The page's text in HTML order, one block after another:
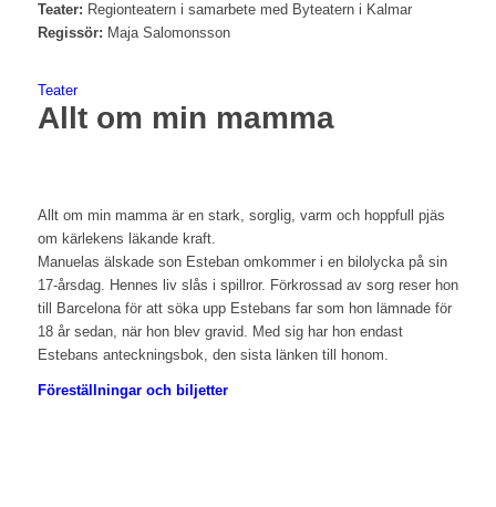
Teater: Regionteatern i samarbete med Byteatern i Kalmar
Regissör: Maja Salomonsson
Teater
Allt om min mamma
Allt om min mamma är en stark, sorglig, varm och hoppfull pjäs
om kärlekens läkande kraft.
Manuelas älskade son Esteban omkommer i en bilolycka på sin
17-årsdag. Hennes liv slås i spillror. Förkrossad av sorg reser hon
till Barcelona för att söka upp Estebans far som hon lämnade för
18 år sedan, när hon blev gravid. Med sig har hon endast
Estebans anteckningsbok, den sista länken till honom.
Föreställningar och biljetter